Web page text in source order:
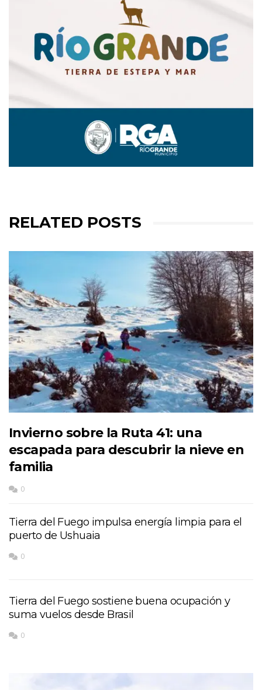
RELATED POSTS
Invierno sobre la Ruta 41: una
escapada para descubrir la nieve en
familia
0
Tierra del Fuego impulsa energía limpia para el
puerto de Ushuaia
0
Tierra del Fuego sostiene buena ocupación y
suma vuelos desde Brasil
0